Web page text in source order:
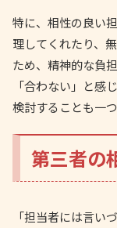
特に、相性の良い
理してくれたり、
ため、精神的な負
「合わない」と感
検討することも一
第三者の
「担当者には言い